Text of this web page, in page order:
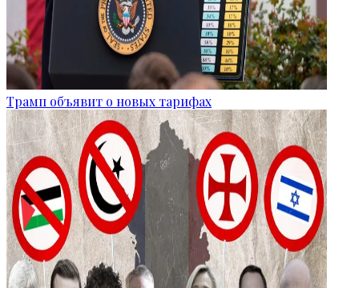
Трамп объявит о новых тарифах